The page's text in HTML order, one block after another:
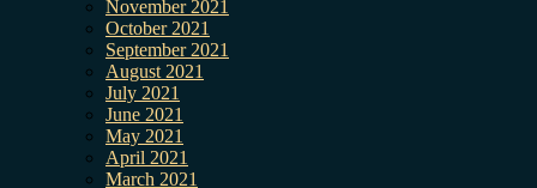
November 2021
October 2021
September 2021
August 2021
July 2021
June 2021
May 2021
April 2021
March 2021